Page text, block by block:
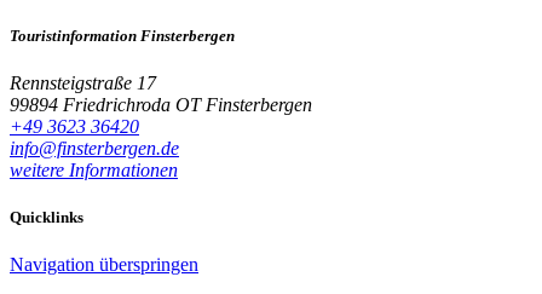
Touristinformation Finsterbergen
Rennsteigstraße 17
99894 Friedrichroda OT Finsterbergen
+49 3623 36420
info@finsterbergen.de
weitere Informationen
Quicklinks
Navigation überspringen